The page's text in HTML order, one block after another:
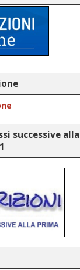
successive alla